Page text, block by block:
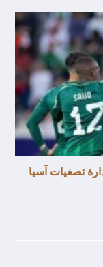
تصفيات آسيا